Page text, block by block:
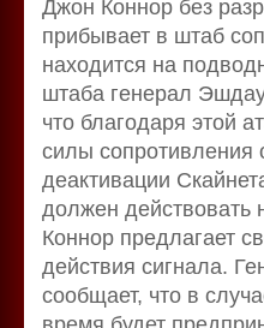
Джон Коннор без
прибывает в штаб
находится на
штаба генерал
что благодаря этой
силы сопротивления
деактивации
должен
Коннор предлагает
действия сигнала.
сообщает, что в